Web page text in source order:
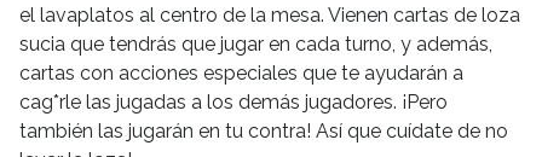
el lavaplatos al centro de la mesa. Vienen cartas de loza
sucia que tendrás que jugar en cada turno, y además,
cartas con acciones especiales que te ayudarán a
cag*rle las jugadas a los demás jugadores. ¡Pero
también las jugarán en tu contra! Así que cuídate de no